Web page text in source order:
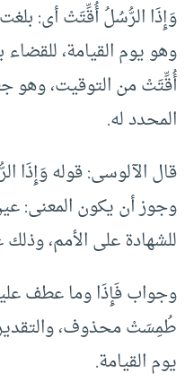
وَإِذَا الرُّسُلُ أُقِّتَتْ أى:
وهو يوم القيامة،
أُقِّتَتْ من التوقيت، وهو
المحدد له.
قال الآلوسى: قوله وَإِذَا
وجوز أن يكون المعنى:
للشهادة على الأمم،
وجواب فَإِذَا وما عطف
طُمِسَتْ محذوف،
يوم القيامة.